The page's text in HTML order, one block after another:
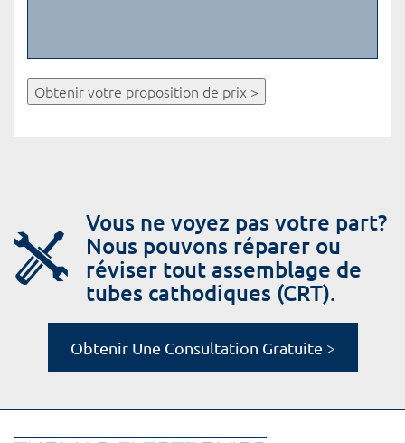
Obtenir votre proposition de prix >
Vous ne voyez pas votre part?
Nous pouvons réparer ou
réviser tout assemblage de
tubes cathodiques (CRT).
Obtenir Une Consultation Gratuite >